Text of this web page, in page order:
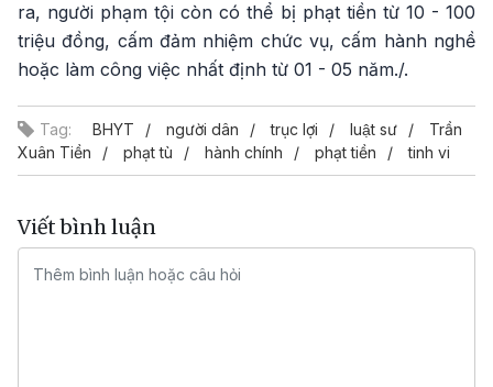
ra, người phạm tội còn có thể bị phạt tiền từ 10 - 100
triệu đồng, cấm đảm nhiệm chức vụ, cấm hành nghề
hoặc làm công việc nhất định từ 01 - 05 năm./.
Tag: BHYT người dân trục lợi luật sư
Trần
Xuân Tiền
phạt tù hành chính phạt tiền tinh vi
Viết bình luận